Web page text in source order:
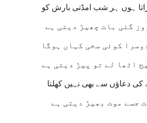
ہوں ہر شب امڈتی بارش کو
گئی بات چھیڑ دیتی ہے
کوئی سخی کہاں ہوگا
اٹھا لے تو پیڑ دیتی ہے
کی دعاؤں سے بھی نہیں کھلتا
جسے موت بھیڑ دیتی ہے